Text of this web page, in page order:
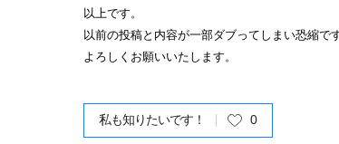
以上です。
以前の投稿と内容が一部ダブってしまい恐縮で
よろしくお願いいたします。
私も知りたいです！ 0